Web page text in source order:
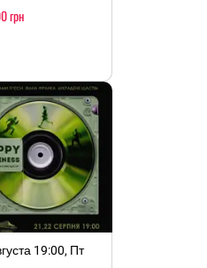
грн
19:00, Пт